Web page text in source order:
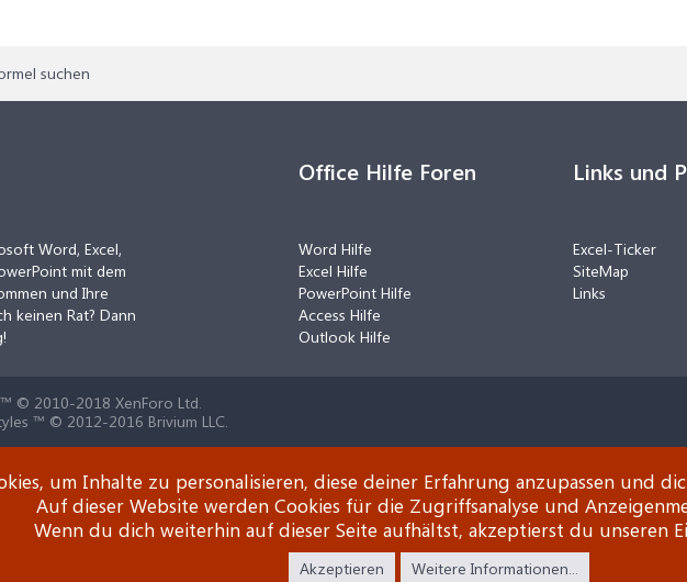
suchen
Word, Excel,
mit dem
und Ihre
keinen Rat? Dann
Office Hilfe Foren
Word Hilfe
Excel Hilfe
PowerPoint Hilfe
Access Hilfe
Outlook Hilfe
Links und
Excel-Ticker
SiteMap
Links
© 2010-2018 XenForo Ltd.
™ © 2012-2016 Brivium LLC.
um Inhalte zu personalisieren, diese deiner Erfahrung anzupassen und
Auf dieser Website werden Cookies für die Zugriffsanalyse und
Wenn du dich weiterhin auf dieser Seite aufhältst, akzeptierst du unseren
Akzeptieren Weitere Informationen...